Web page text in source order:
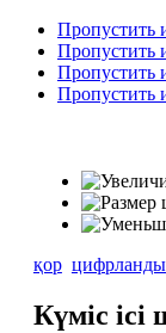
Пропустить
Пропустить
Пропустить
Пропустить
қор
Күміс